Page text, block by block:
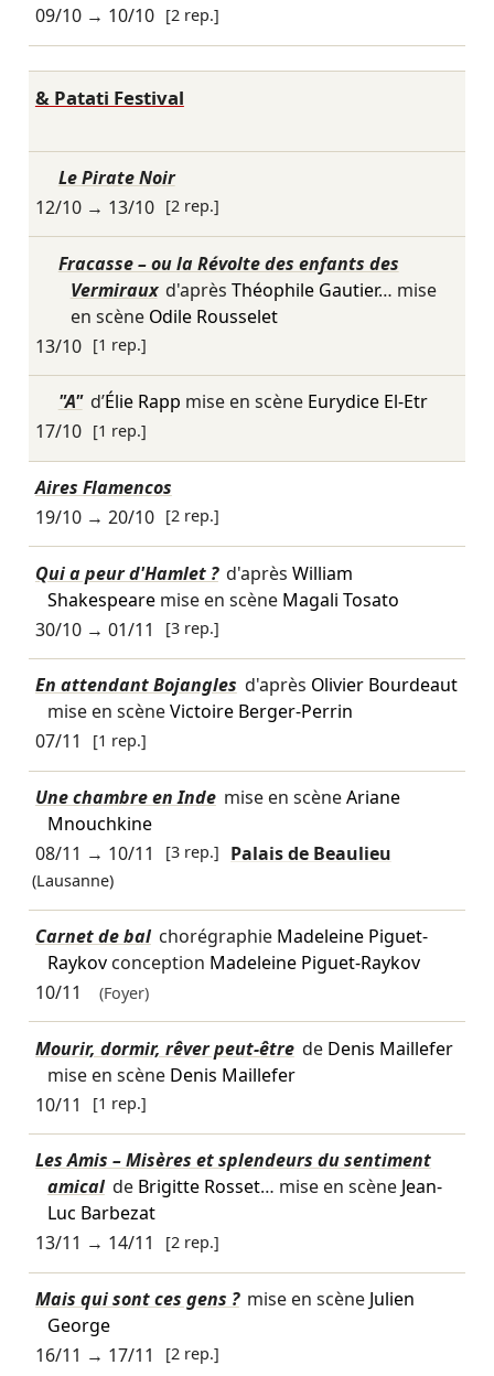
09/10→ 10/10 [2 rep.]
& Patati Festival
Le Pirate Noir
12/10→ 13/10 [2 rep.]
Fracasse – ou la Révolte des enfants des
Vermiraux d'après Théophile Gautier… mise
en scène Odile Rousselet
13/10 [1 rep.]
"A" d’Élie Rapp mise en scène Eurydice El-Etr
17/10 [1 rep.]
Aires Flamencos
19/10→ 20/10 [2 rep.]
Qui a peur d'Hamlet ? d'après William
Shakespearemise en scène Magali Tosato
30/10→ 01/11 [3 rep.]
En attendant Bojangles d'après Olivier Bourdeaut
mise en scèneVictoire Berger-Perrin
07/11
[1 rep.]
Une chambre en Inde mise en scèneAriane
Mnouchkine
08/11 → 10/11 [3 rep.] Palais de Beaulieu
(Lausanne)
Carnet de bal chorégraphie Madeleine Piguet-
Raykovconception Madeleine Piguet-Raykov
10/11
(Foyer)
Mourir, dormir, rêver peut-être de Denis Maillefer
mise en scène Denis Maillefer
10/11
[1 rep.]
Les Amis – Misères et splendeurs du sentiment
amical de Brigitte Rosset… mise en scène Jean-
Luc Barbezat
13/11 → 14/11 [2 rep.]
Mais qui sont ces gens ? mise en scène Julien
George
16/11 → 17/11 [2 rep.]